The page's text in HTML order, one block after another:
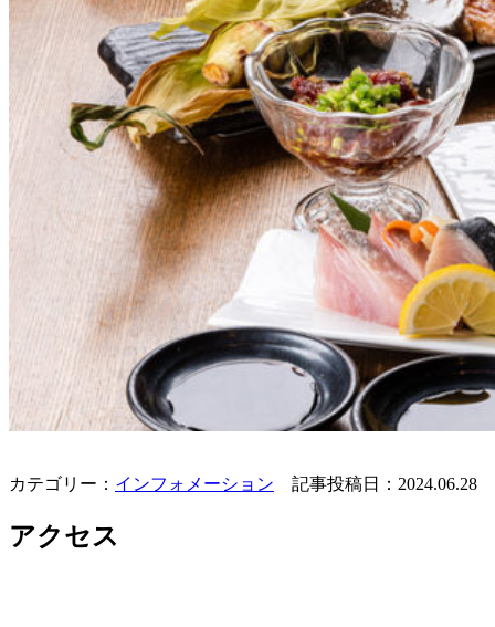
カテゴリー： インフォメーション 記事投稿日：2024.06.28
アクセス